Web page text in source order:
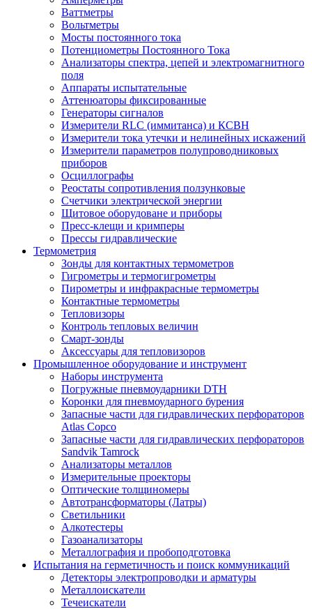
Ваттметры
Вольтметры
Мосты постоянного тока
Потенциометры Постоянного Тока
Анализаторы спектра, цепей и электромагнитного
поля
Аппараты испытательные
Аттенюаторы фиксированные
Генераторы сигналов
Измерители RLC (иммитанса) и КСВН
Измерители тока утечки и нелинейных искажений
Измерители параметров полупроводниковых
приборов
Осциллографы
Реостаты сопротивления ползунковые
Счетчики электрической энергии
Щитовое оборудоване и приборы
Пресс-клещи и кримперы
Прессы гидравлические
Термометрия
Зонды для контактных термометров
Гигрометры и термогигрометры
Пирометры и инфракрасные термометры
Контактные термометры
Тепловизоры
Контроль тепловых величин
Смарт-зонды
Аксессуары для тепловизоров
Промышленное оборудование и инструмент
Наборы инструмента
Погружные пневмоударники DTH
Коронки для пневмоударного бурения
Запасные части для гидравлических перфораторов
Atlas Copco
Запасные части для гидравлических перфораторов
Sandvik Tamrock
Анализаторы металлов
Измерительные проекторы
Оптические толщиномеры
Автотрансформаторы (Латры)
Светильники
Алкотестеры
Газоанализаторы
Металлография и пробоподготовка
Испытания на герметичность и поиск коммуникаций
Детекторы электропроводки и арматуры
Металлоискатели
Течеискатели